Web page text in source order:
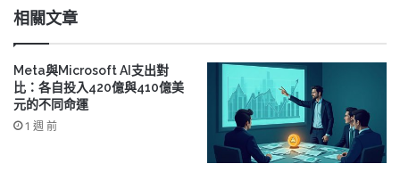
相關文章
Meta與Microsoft AI支出對
比：各自投入420億與410億美
元的不同命運
1 週 前